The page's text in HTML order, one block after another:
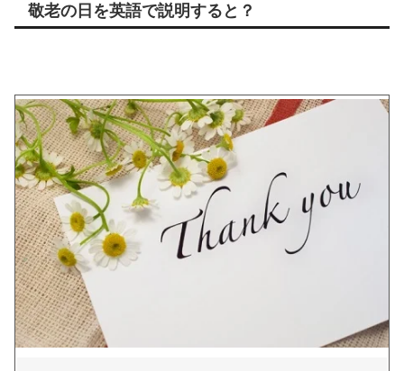
敬老の日を英語で説明すると？